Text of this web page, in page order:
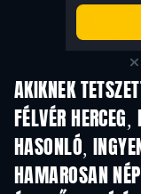
AKIKNEK
FÉLVÉR
HASONLÓ,
HAMAROSAN